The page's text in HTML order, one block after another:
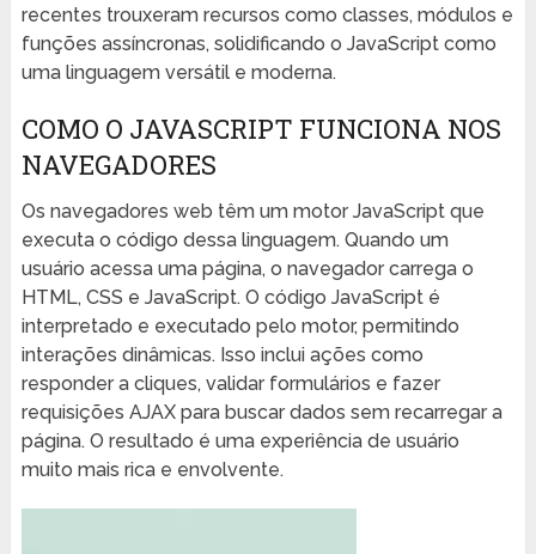
recentes trouxeram recursos como classes, módulos e
funções assíncronas, solidificando o JavaScript como
uma linguagem versátil e moderna.
COMO O JAVASCRIPT FUNCIONA NOS
NAVEGADORES
Os navegadores web têm um motor JavaScript que
executa o código dessa linguagem. Quando um
usuário acessa uma página, o navegador carrega o
HTML, CSS e JavaScript. O código JavaScript é
interpretado e executado pelo motor, permitindo
interações dinâmicas. Isso inclui ações como
responder a cliques, validar formulários e fazer
requisições AJAX para buscar dados sem recarregar a
página. O resultado é uma experiência de usuário
muito mais rica e envolvente.